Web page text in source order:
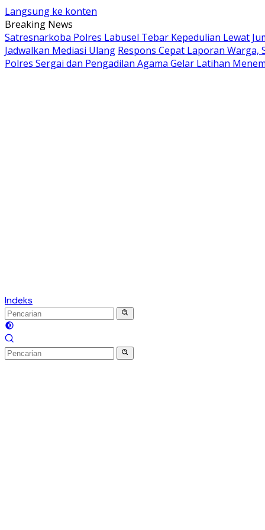
Langsung ke konten
Breaking News
Satresnarkoba Polres Labusel Tebar Kepedulian Lewat
Jadwalkan Mediasi Ulang Respons Cepat Laporan
Polres Sergai dan Pengadilan Agama Gelar Latihan
Indeks